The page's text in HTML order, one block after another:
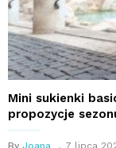
Mini sukienki
propozycje
By Joana 7 lipca